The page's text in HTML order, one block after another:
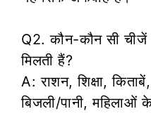
Q2. कौन-कौन सी चीजें
मिलती हैं?
A: राशन, शिक्षा,
बिजली/पानी, महिलाओं